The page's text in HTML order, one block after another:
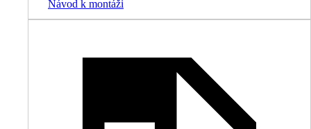
Návod k montáži